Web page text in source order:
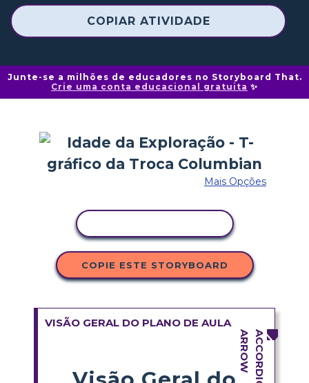
COPIAR ATIVIDADE
Junte-se a milhões de educadores no Storyboard That.
Crie uma conta educacional gratuita ✨
Mais Opções
COPIE ESTE STORYBOARD
VISÃO GERAL DO PLANO DE AULA